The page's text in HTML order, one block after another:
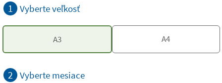
1 Vyberte veľkosť
A3 A4
2 Vyberte mesiace